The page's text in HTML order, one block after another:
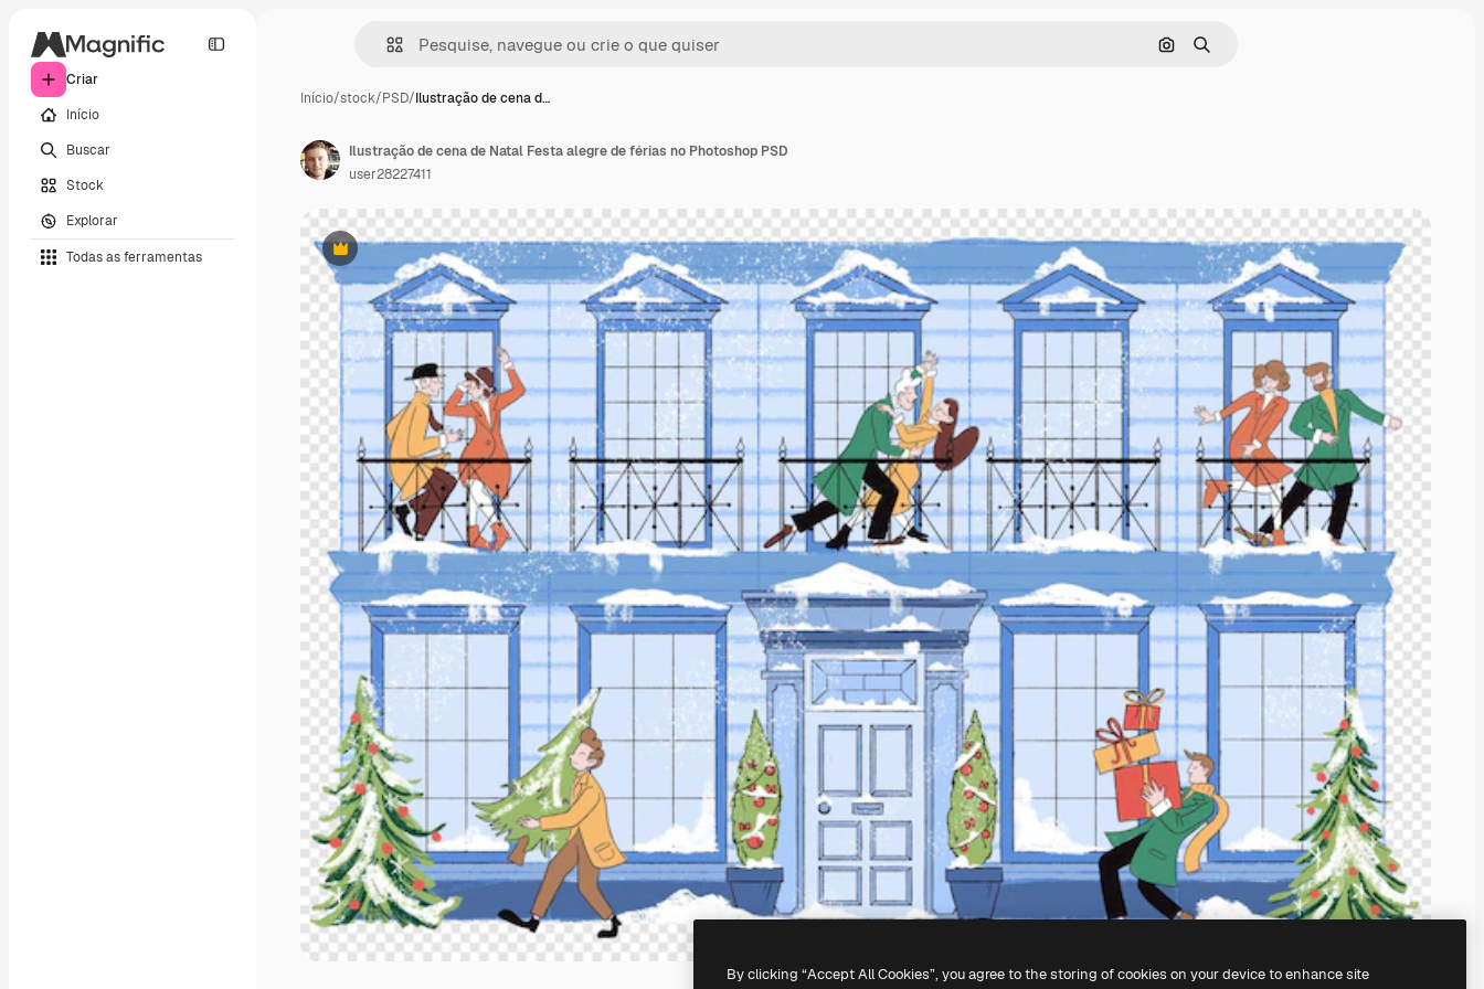
Criar
Início
Buscar
Stock
Explorar
Todas as ferramentas
Pesquisar por imagem
Buscar
Início/stock/PSD/Ilustração de cena d…
Premium
Ilustração de cena de Natal Festa alegre de férias no Photoshop PSD
user28227411
By clicking “Accept All Cookies”, you agree to the storing of cookies on your device to enhance site